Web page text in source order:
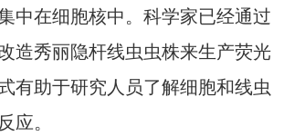
中在细胞核中。科学家已经通过
造秀丽隐杆线虫虫株来生产荧光
有助于研究人员了解细胞和线虫
应。